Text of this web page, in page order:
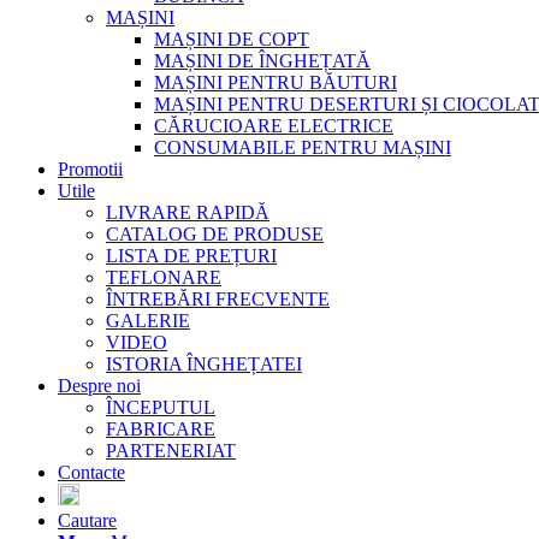
MAȘINI
MAȘINI DE COPT
MAȘINI DE ÎNGHEȚATĂ
MAȘINI PENTRU BĂUTURI
MAȘINI PENTRU DESERTURI ȘI
CĂRUCIOARE ELECTRICE
CONSUMABILE PENTRU MAȘINI
Promotii
Utile
LIVRARE RAPIDĂ
CATALOG DE PRODUSE
LISTA DE PREȚURI
TEFLONARE
ÎNTREBĂRI FRECVENTE
GALERIE
VIDEO
ISTORIA ÎNGHEȚATEI
Despre noi
ÎNCEPUTUL
FABRICARE
PARTENERIAT
Contacte
Cautare